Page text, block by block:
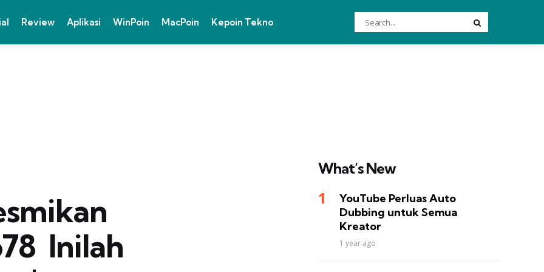
Review Aplikasi WinPoin MacPoin Kepoin Tekno
Search
for:
 Inilah
What’s New
YouTube Perluas Auto
Dubbing untuk Semua
Kreator
1 year ago